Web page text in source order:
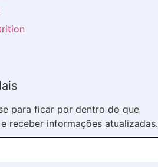
para ficar por dentro do que
receber informações atualizadas.